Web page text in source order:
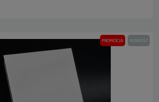
PROMOCJA NOWOŚĆ